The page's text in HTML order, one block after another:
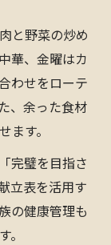
と野菜の炒め
華、金曜はカ
わせをローテ
、余った食材
す。
完璧を目指さ
立表を活用す
の健康管理も